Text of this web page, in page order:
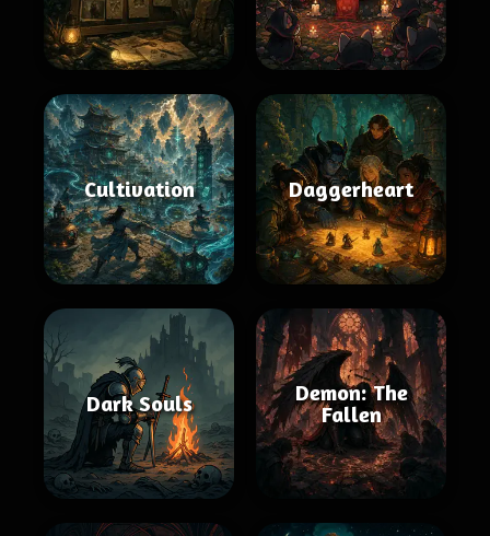
Cultivation Daggerheart
Dark Souls
Demon: The
Fallen